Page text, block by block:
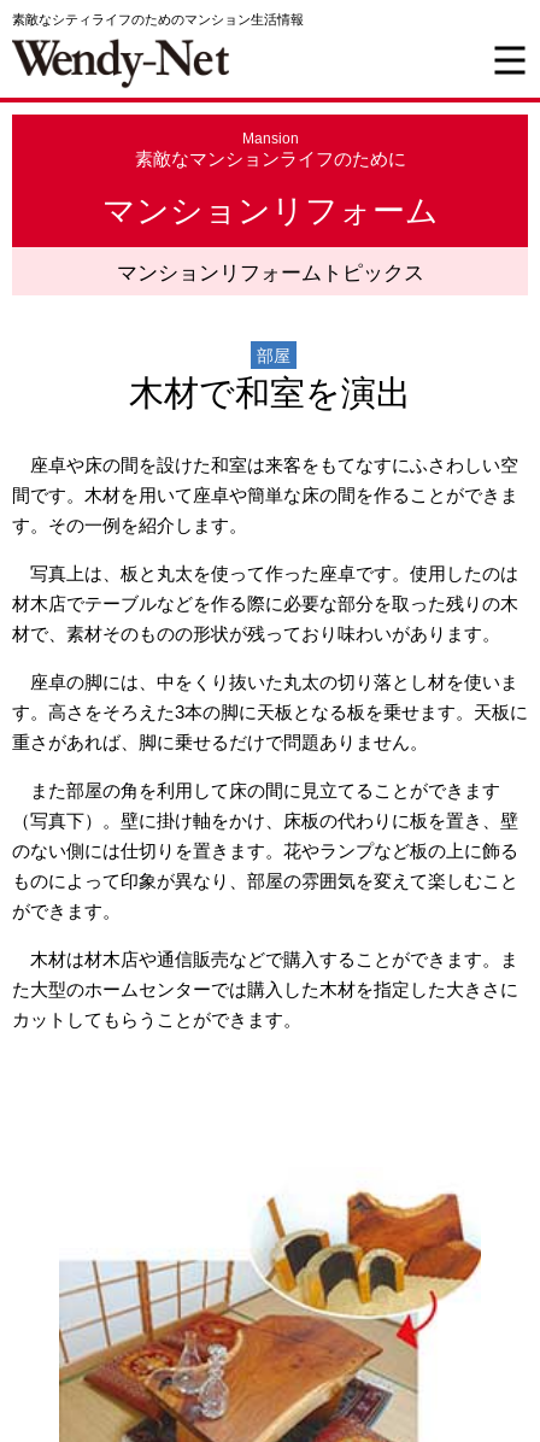
素敵なシティライフのためのマンション生活情報
Mansion
素敵なマンションライフのために
マンションリフォーム
マンションリフォームトピックス
部屋
木材で和室を演出
座卓や床の間を設けた和室は来客をもてなすにふさわしい空
間です。木材を用いて座卓や簡単な床の間を作ることができま
す。その一例を紹介します。
写真上は、板と丸太を使って作った座卓です。使用したのは
材木店でテーブルなどを作る際に必要な部分を取った残りの木
材で、素材そのものの形状が残っており味わいがあります。
座卓の脚には、中をくり抜いた丸太の切り落とし材を使いま
す。高さをそろえた3本の脚に天板となる板を乗せます。天板に
重さがあれば、脚に乗せるだけで問題ありません。
また部屋の角を利用して床の間に見立てることができます
（写真下）。壁に掛け軸をかけ、床板の代わりに板を置き、壁
のない側には仕切りを置きます。花やランプなど板の上に飾る
ものによって印象が異なり、部屋の雰囲気を変えて楽しむこと
ができます。
木材は材木店や通信販売などで購入することができます。ま
た大型のホームセンターでは購入した木材を指定した大きさに
カットしてもらうことができます。